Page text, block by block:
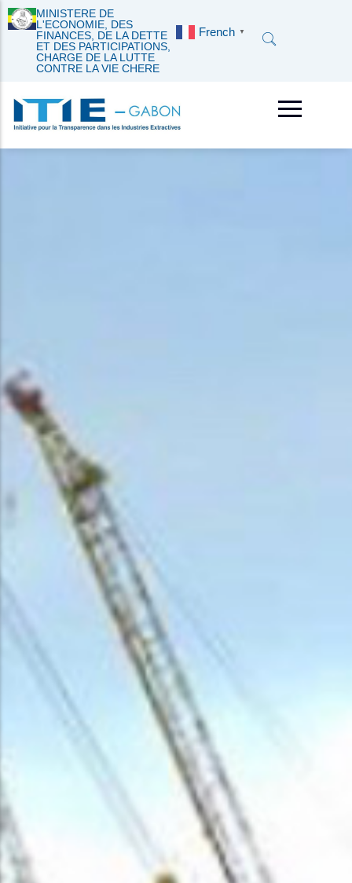
MINISTERE DE
L'ECONOMIE, DES
FINANCES, DE LA DETTE
ET DES PARTICIPATIONS,
CHARGE DE LA LUTTE
CONTRE LA VIE CHERE
French ▼
A propos
Gouvernance
Mines
Hydrocarbures
Divulgations
Déclaration
Validation
Photothèque
Vidéothèque
Articles de Presse